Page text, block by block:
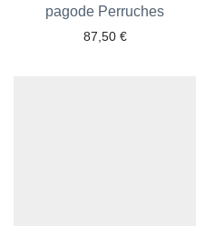
pagode Perruches
87,50 €
Ajouter aux favoris